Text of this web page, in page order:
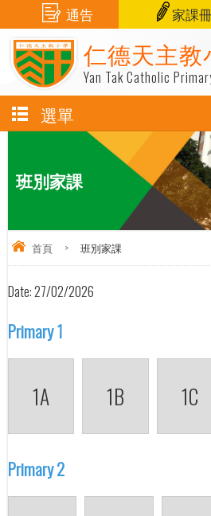
仁德天主教
Yan Tak Catholic
通告 家課
選單
班別家課
首頁 > 班別家課
Date:27/02/2026
Primary 1
1A 1B 1C
Primary 2